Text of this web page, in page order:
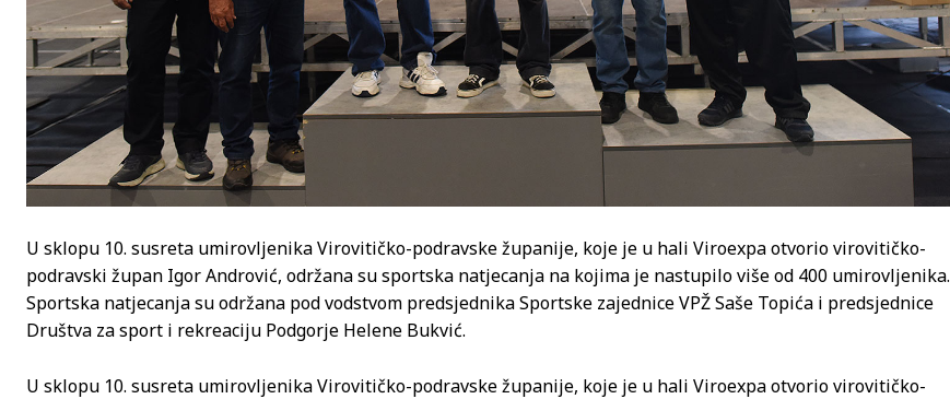
U sklopu 10. susreta umirovljenika Virovitičko-podravske županije, koje je u hali Viroexpa otvorio virovitičko-
podravski župan Igor Andrović, održana su sportska natjecanja na kojima je nastupilo više od 400 umirovljenika.
Sportska natjecanja su održana pod vodstvom predsjednika Sportske zajednice VPŽ Saše Topića i predsjednice
Društva za sport i rekreaciju Podgorje Helene Bukvić.
U sklopu 10. susreta umirovljenika Virovitičko-podravske županije, koje je u hali Viroexpa otvorio virovitičko-